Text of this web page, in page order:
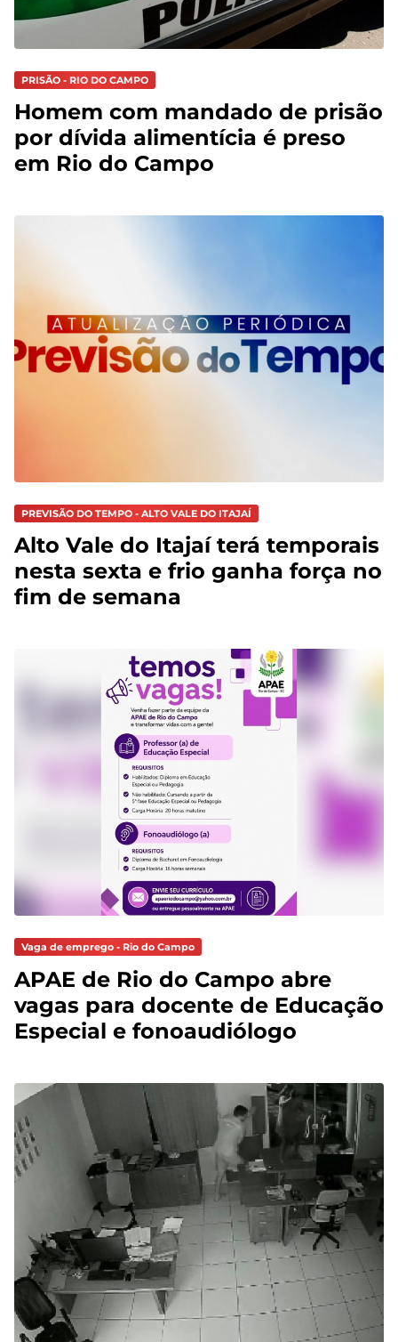
PRISÃO - RIO DO CAMPO
Homem com mandado de prisão
por dívida alimentícia é preso
em Rio do Campo
PREVISÃO DO TEMPO - ALTO VALE DO ITAJAÍ
Alto Vale do Itajaí terá temporais
nesta sexta e frio ganha força no
fim de semana
Vaga de emprego - Rio do Campo
APAE de Rio do Campo abre
vagas para docente de Educação
Especial e fonoaudiólogo